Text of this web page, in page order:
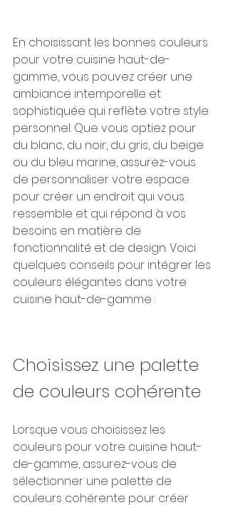
En choisissant les bonnes couleurs
pour votre cuisine haut-de-
gamme, vous pouvez créer une
ambiance intemporelle et
sophistiquée qui reflète votre style
personnel. Que vous optiez pour
du blanc, du noir, du gris, du beige
ou du bleu marine, assurez-vous
de personnaliser votre espace
pour créer un endroit qui vous
ressemble et qui répond à vos
besoins en matière de
fonctionnalité et de design. Voici
quelques conseils pour intégrer les
couleurs élégantes dans votre
cuisine haut-de-gamme :
Choisissez une palette
de couleurs cohérente
Lorsque vous choisissez les
couleurs pour votre cuisine haut-
de-gamme, assurez-vous de
sélectionner une palette de
couleurs cohérente pour créer